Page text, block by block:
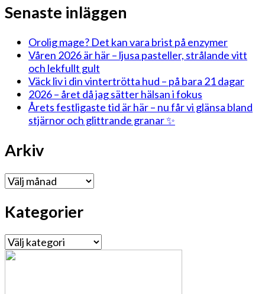
Senaste inläggen
Orolig mage? Det kan vara brist på enzymer
Våren 2026 är här – ljusa pasteller, strålande vitt
och lekfullt gult
Väck liv i din vintertrötta hud – på bara 21 dagar
2026 – året då jag sätter hälsan i fokus
Årets festligaste tid är här – nu får vi glänsa bland
stjärnor och glittrande granar ✨
Arkiv
Arkiv
Kategorier
Kategorier